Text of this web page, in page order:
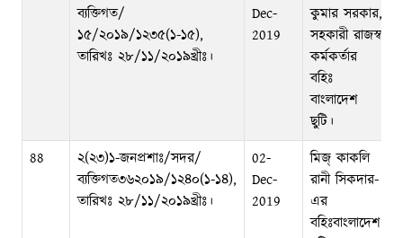
ব্যক্তিগত/
১৫/২০১৯/১২৩৫(১-১৫),
তারিখঃ ২৮/১১/২০১৯খ্রীঃ।
Dec-
2019
কুমার সরকার,
সহকারী রাজস্ব
কর্মকর্তার
বহিঃ
বাংলাদেশ
ছুটি।
88
২(২৩)১-জনপ্রশাঃ/সদর/
ব্যক্তিগত৩৬২০১৯/১২৪০(১-১৪),
তারিখঃ ২৮/১১/২০১৯খ্রীঃ।
02-
Dec-
2019
মিজ্‌ কাকলি
রানী সিকদার-
এর
বহিঃবাংলাদেশ